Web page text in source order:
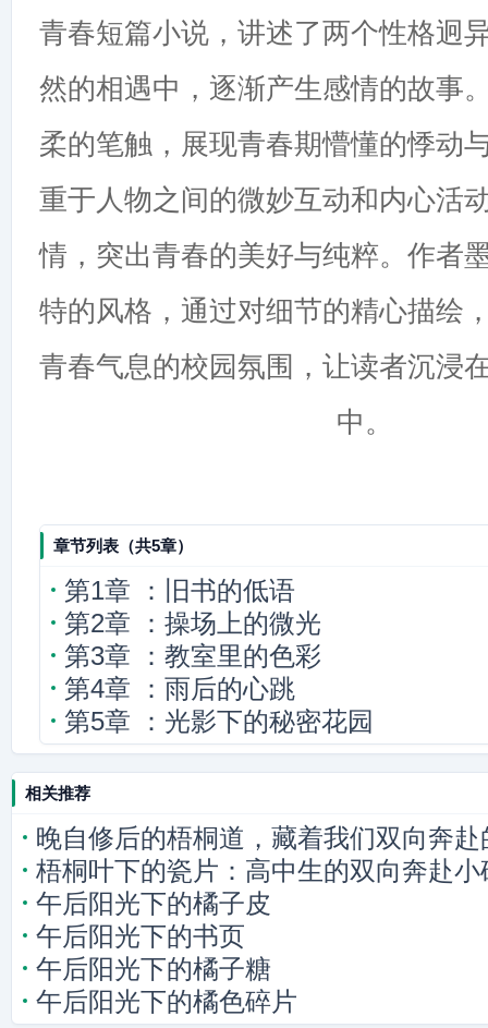
青春短篇小说，讲述了两个性格迥
然的相遇中，逐渐产生感情的故事
柔的笔触，展现青春期懵懂的悸动
重于人物之间的微妙互动和内心活
情，突出青春的美好与纯粹。作者
特的风格，通过对细节的精心描绘
青春气息的校园氛围，让读者沉浸
中。
章节列表（共5章）
第1章 ：旧书的低语
第2章 ：操场上的微光
第3章 ：教室里的色彩
第4章 ：雨后的心跳
第5章 ：光影下的秘密花园
相关推荐
晚自修后的梧桐道，藏着我们双向奔赴
梧桐叶下的瓷片：高中生的双向奔赴小
午后阳光下的橘子皮
午后阳光下的书页
午后阳光下的橘子糖
午后阳光下的橘色碎片